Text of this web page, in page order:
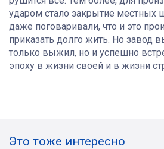
ударом стало закрытие местных
даже поговаривали, что и это
приказать долго жить. Но завод
только выжил, но и успешно
эпоху в жизни своей и в жизни
Это тоже интересно